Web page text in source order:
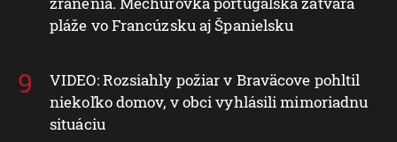
pláže vo Francúzsku aj Španielsku
VIDEO: Rozsiahly požiar v Braväcove pohltil
niekoľko domov, v obci vyhlásili mimoriadnu
situáciu